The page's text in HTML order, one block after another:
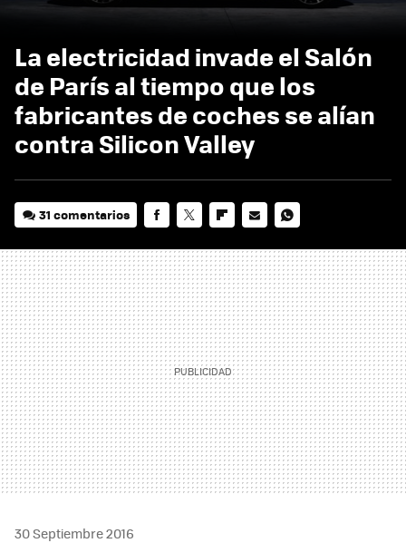
La electricidad invade el Salón
de París al tiempo que los
fabricantes de coches se alían
contra Silicon Valley
31 comentarios
MAIL
30 Septiembre 2016